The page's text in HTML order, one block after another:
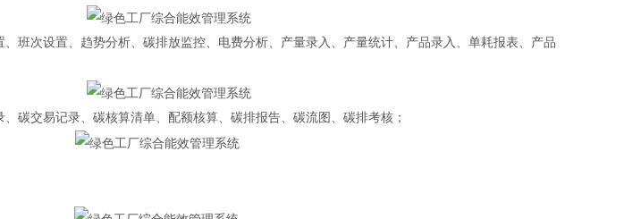
班次设置、趋势分析、碳排放监控、电费分析、产量录入、产量统计、产品录入、单耗报表、产品
碳交易记录、碳核算清单、配额核算、碳排报告、碳流图、碳排考核；